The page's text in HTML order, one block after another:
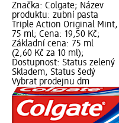
Značka: Colgate; Název
produktu: zubní pasta
Triple Action Original Mint,
75 ml; Cena: 19,50 Kč;
Základní cena: 75 ml
(2,60 Kč za 10 ml);
Dostupnost: Status zelený
Skladem, Status šedý
Vybrat prodejnu dm